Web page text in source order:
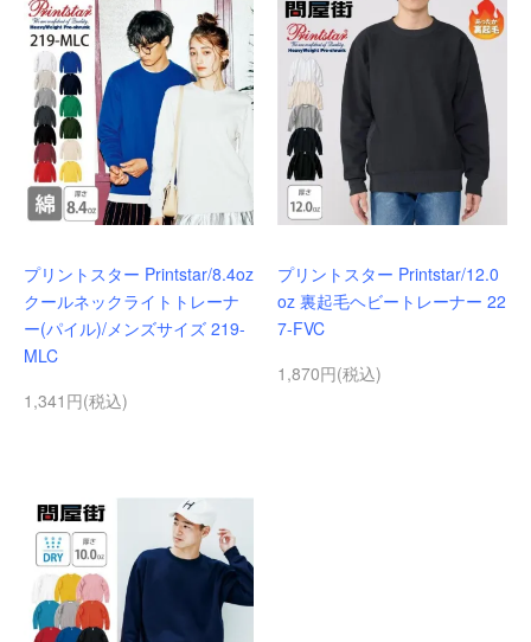
プリントスター Printstar/8.4oz
クールネックライトトレーナ
ー(パイル)/メンズサイズ 219-
MLC
1,341円(税込)
プリントスター Printstar/12.0
oz 裏起毛ヘビートレーナー 22
7-FVC
1,870円(税込)